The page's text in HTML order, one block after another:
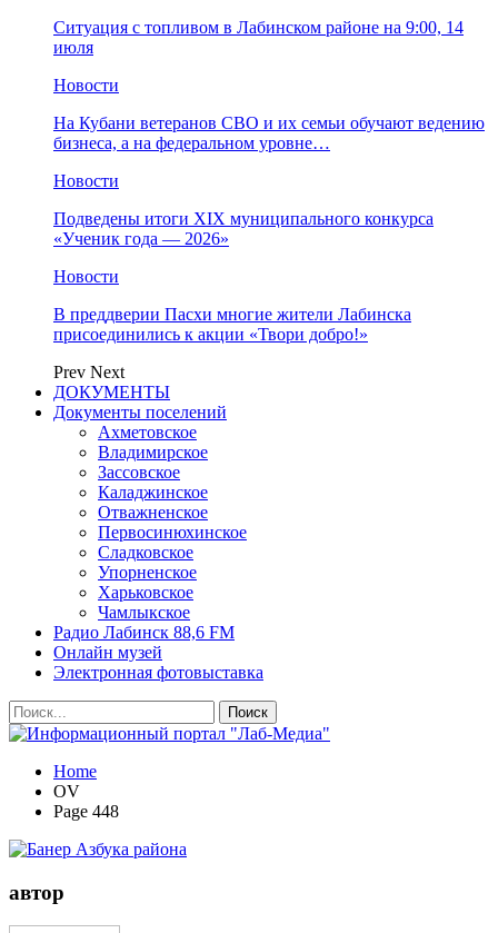
Ситуация с топливом в Лабинском районе на 9:00, 14
июля
Новости
На Кубани ветеранов СВО и их семьи обучают ведению
бизнеса, а на федеральном уровне…
Новости
Подведены итоги XIX муниципального конкурса
«Ученик года — 2026»
Новости
В преддверии Пасхи многие жители Лабинска
присоединились к акции «Твори добро!»
Prev Next
ДОКУМЕНТЫ
Документы поселений
Ахметовское
Владимирское
Зассовское
Каладжинское
Отважненское
Первосинюхинское
Сладковское
Упорненское
Харьковское
Чамлыкское
Радио Лабинск 88,6 FM
Онлайн музей
Электронная фотовыставка
Home
OV
Page 448
автор